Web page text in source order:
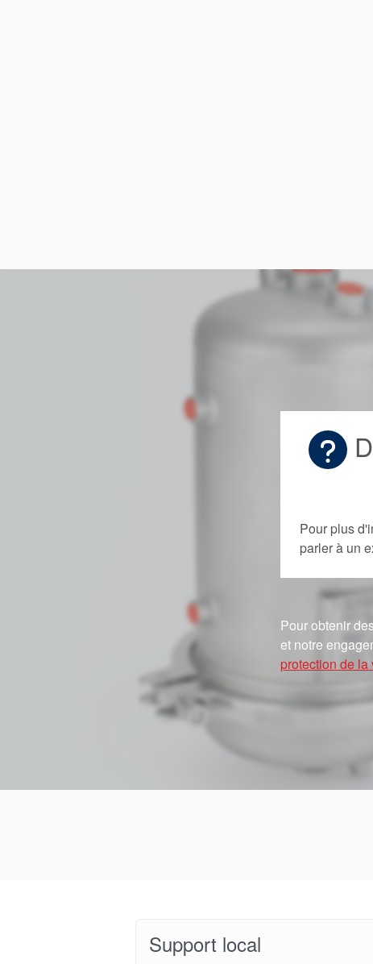
Pour plus
parler à un
Pour obtenir
et notre
protection de la
Support local